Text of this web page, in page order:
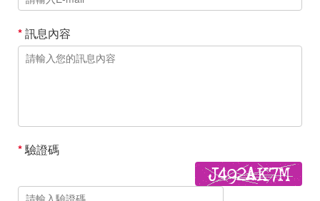
*訊息內容
*驗證碼